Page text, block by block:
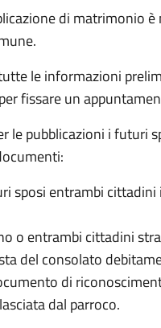
di matrimonio
le informazioni
fissare un
le pubblicazioni i futuri
sposi entrambi
o entrambi cittadini
del consolato
di
dal parroco.